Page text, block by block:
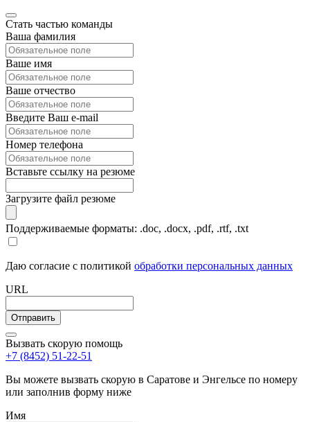
Стать частью команды
Ваша фамилия
Ваше имя
Ваше отчество
Введите Ваш e-mail
Номер телефона
Вставьте ссылку на резюме
Загрузите файл резюме
Поддерживаемые форматы: .doc, .docx, .pdf, .rtf, .txt
Даю согласие с политикой обработки персональных данных
URL
Вызвать скорую помощь
+7 (8452) 51-22-51
Вы можете вызвать скорую в Саратове и Энгельсе по номеру
или заполнив форму ниже
Имя